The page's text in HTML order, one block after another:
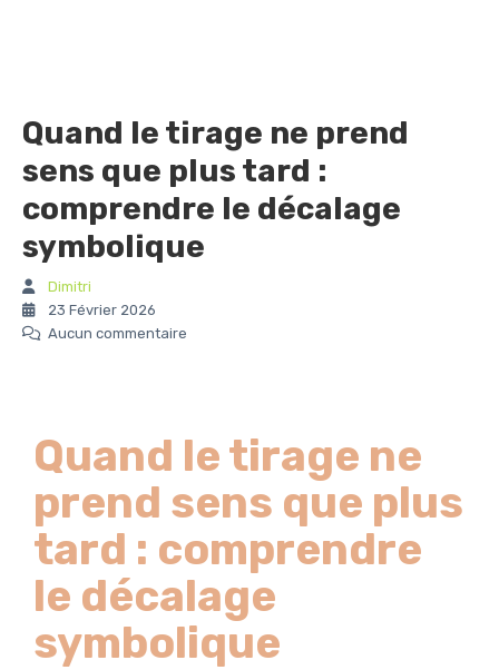
Quand le tirage ne prend
sens que plus tard :
comprendre le décalage
symbolique
Dimitri
23 Février 2026
Aucun commentaire
Quand le tirage ne
prend sens que plus
tard : comprendre
le décalage
symbolique